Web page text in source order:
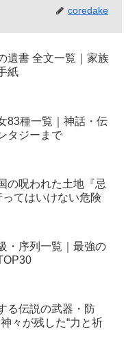
coredake
遺書 全文一覧｜家族
紙
83種一覧｜神話・伝
タジーまで
の呪われた土地『忌
てはいけない危険
・序列一覧｜最強の
る伝説の武器・防
々が残した“力と祈